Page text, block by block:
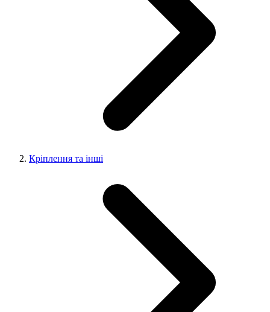
Кріплення та інші